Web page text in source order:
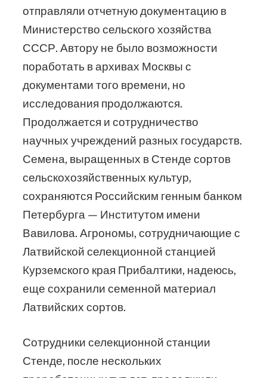
отправляли отчетную документацию в
Министерство сельского хозяйства
СССР. Автору не было возможности
поработать в архивах Москвы с
документами того времени, но
исследования продолжаются.
Продолжается и сотрудничество
научных учреждений разных государств.
Семена, выращенных в Стенде сортов
сельскохозяйственных культур,
сохраняются Российским генным банком
Петербурга — Институтом имени
Вавилова. Агрономы, сотрудничающие с
Латвийской селекционной станцией
Курземского края Прибалтики, надеюсь,
еще сохранили семенной материал
Латвийских сортов.
Сотрудники селекционной станции
Стенде, после нескольких